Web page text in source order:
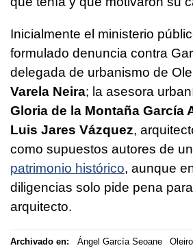
Inicialmente el ministerio
formulado denuncia contra
delegada de urbanismo de
Varela Neira; la asesora
Gloria de la Montaña García
Luis Jares Vázquez,
como supuestos autores de
patrimonio histórico, aunque
diligencias solo pide pena
arquitecto.
Archivado en: Ángel García Seoane